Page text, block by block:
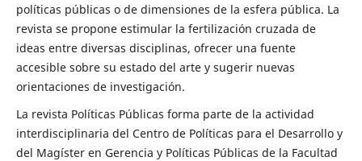
políticas públicas o de dimensiones de la esfera pública. La
revista se propone estimular la fertilización cruzada de
ideas entre diversas disciplinas, ofrecer una fuente
accesible sobre su estado del arte y sugerir nuevas
orientaciones de investigación.
La revista Políticas Públicas forma parte de la actividad
interdisciplinaria del Centro de Políticas para el Desarrollo y
del Magíster en Gerencia y Políticas Públicas de la Facultad